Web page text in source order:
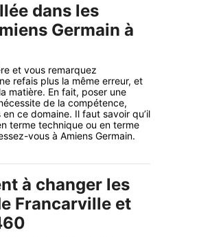
dans les
Germain à
et vous remarquez
refais plus la même erreur, et
matière. En fait, poser une
de la compétence,
ce domaine. Il faut savoir qu’il
terme technique ou en terme
vous à Amiens Germain.
à changer les
Francarville et